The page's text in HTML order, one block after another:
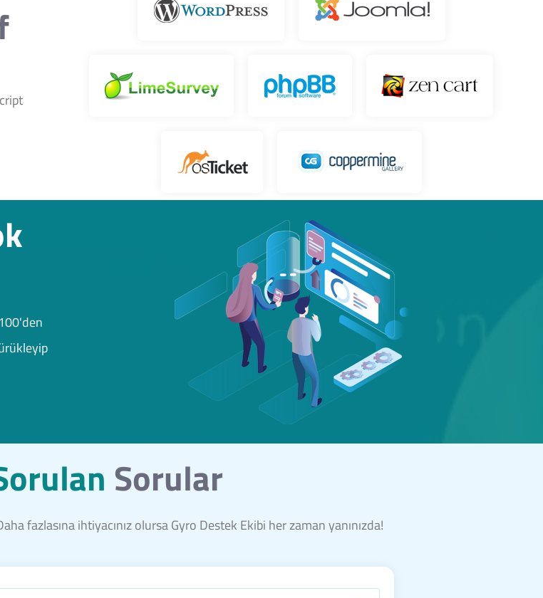
Sorular
fazlasına ihtiyacınız olursa Gyro Destek Ekibi her zaman yanınızda!